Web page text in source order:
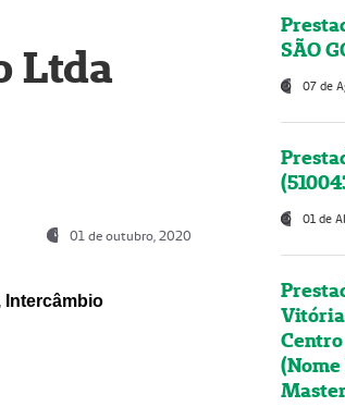
Ltda
01 de outubro, 2020
Intercâmbio
SÃO
07 de
01 de
Vitória